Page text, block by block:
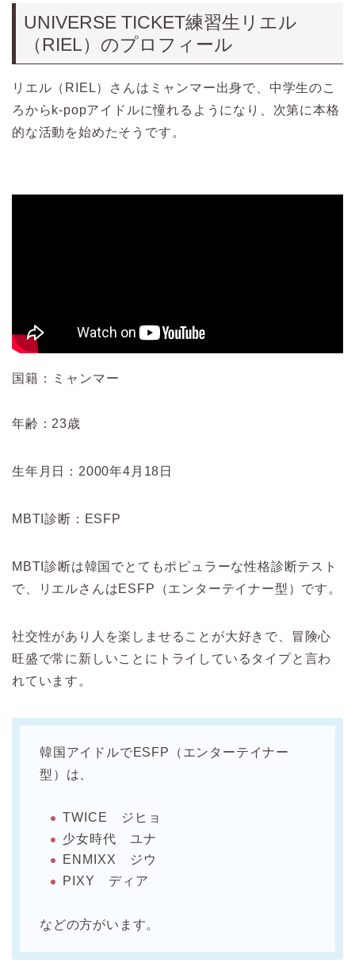
UNIVERSE TICKET練習生リエル
（RIEL）のプロフィール
リエル（RIEL）さんはミャンマー出身で、中学生のこ
ろからk-popアイドルに憧れるようになり、次第に本格
的な活動を始めたそうです。
国籍：ミャンマー
年齢：23歳
生年月日：2000年4月18日
MBTI診断：ESFP
MBTI診断は韓国でとてもポピュラーな性格診断テスト
で、
リエルさんはESFP（エンターテイナー型）です。
社交性があり人を楽しませることが大好きで、
冒険心
旺盛で常に新しいことにトライしているタイプと言わ
れています。
韓国アイドルでESFP（エンターテイナー
型）は、
TWICE ジヒョ
少女時代 ユナ
ENMIXX ジウ
PIXY ディア
などの方がいます。